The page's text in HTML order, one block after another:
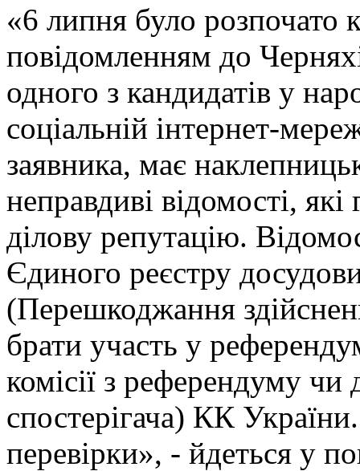
«6 липня було розпочато
повідомленням до
одного з кандидатів у
соціальній інтернет-
заявника, має
неправдиві відомості, які
ділову репутацію.
Єдиного реєстру
(Перешкоджання
брати участь у
комісії з референдуму чи
спостерігача) КК
перевірки», - йдеться у